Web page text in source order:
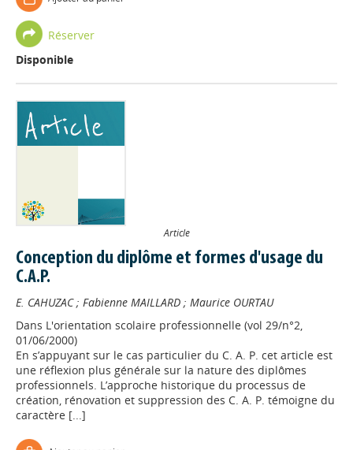
Réserver
Disponible
Article
Conception du diplôme et formes d'usage du
C.A.P.
E. CAHUZAC; Fabienne MAILLARD ; Maurice OURTAU
Dans L'orientation scolaire professionnelle (vol 29/n°2,
01/06/2000)
En s’appuyant sur le cas particulier du C. A. P. cet article est
une réflexion plus générale sur la nature des diplômes
professionnels. L’approche historique du processus de
création, rénovation et suppression des C. A. P. témoigne du
caractère [...]